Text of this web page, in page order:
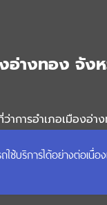
อ่างทอง จัง
การอำเภอเมืองอ่า
อ่างทอง 14000
อีเมล์ :
ช้บริการได้อย่างต่อเนื่